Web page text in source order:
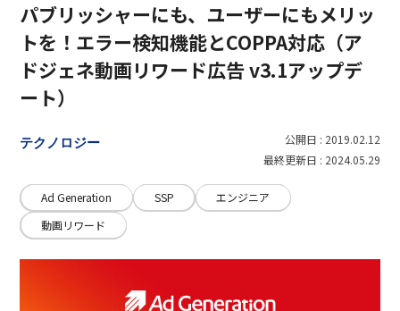
パブリッシャーにも、ユーザーにもメリッ
トを！エラー検知機能とCOPPA対応（ア
ドジェネ動画リワード広告 v3.1アップデ
ート）
テクノロジー
公開日 : 2019.02.12
最終更新日 : 2024.05.29
Ad Generation SSP
エンジニア
動画リワード